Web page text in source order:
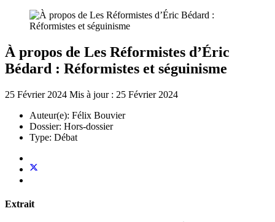
À propos de Les Réformistes d’Éric
Bédard : Réformistes et séguinisme
25 Février 2024 Mis à jour : 25 Février 2024
Auteur(e): Félix Bouvier
Dossier: Hors-dossier
Type: Débat
Extrait